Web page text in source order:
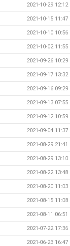
2021-10-29 12:12
2021-10-15 11:47
2021-10-10 10:56
2021-10-02 11:55
2021-09-26 10:29
2021-09-17 13:32
2021-09-16 09:29
2021-09-13 07:55
2021-09-12 10:59
2021-09-04 11:37
2021-08-29 21:41
2021-08-29 13:10
2021-08-22 13:48
2021-08-20 11:03
2021-08-15 11:08
2021-08-11 06:51
2021-07-22 17:36
2021-06-23 16:47